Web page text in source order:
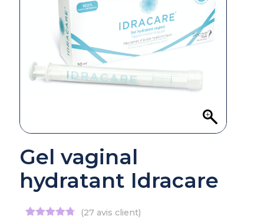
Gel vaginal
hydratant Idracare
(27 avis client)